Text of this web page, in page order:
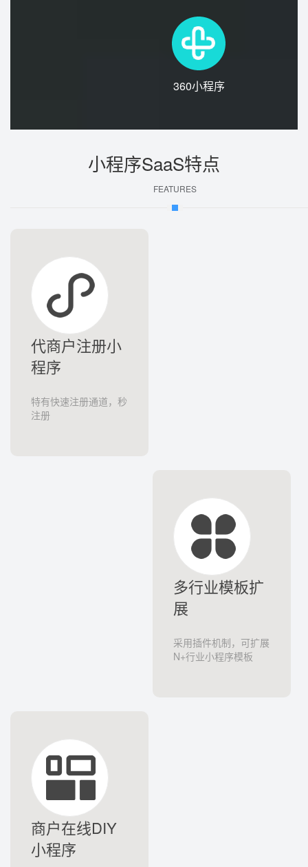
360小程序
小程序SaaS特点
FEATURES
代商户注册小
程序
特有快速注册通道，秒
多行业模板扩
展
采用插件机制，可扩展
商户在线DIY
小程序
在线生成小程序模板代